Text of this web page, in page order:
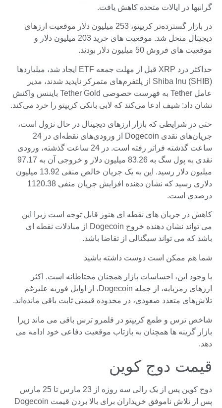
گرانبها در ایالات متحده کاهش یافت.
در بازار گسترده‌تر کریپتو، 253 میلیون دلار موقعیت ارزهای
دیجیتال منحل شد. موقعیت های خرید 203 میلیون دلار و
موقعیت های فروش 50 میلیون دلار بودند.
حداکثر درد XRP قبل از مهلت جمعه ETF ایجاد شد، میلیاردها
Shiba Inu (SHIB) از پلتفرم‌های متمرکز ناپدید شدند، مدیر
عامل Tether به فهرست خصوصی Tether Gold بایننس واکنش
نشان داد: شیف ادعا می‌کند که لابی بانکی کریپتو را خرد می‌کند.
حتی در شرایطی که بازار ارزهای دیجیتال در حال نزول است،
جریان‌های نقدی Dogecoin از ورودی‌های نقطه‌ای در 24
ساعت گذشته فراتر رفته است. در 24 ساعت گذشته، ورودی
نقدی به پول سگ به 83.26 میلیون دلار و خروجی آن به 97.17
میلیون دلار رسید. این به یک جریان خالص منفی 13.92 میلیون
دلاری رسید که نشان دهنده افزایش جریان منفی 1120.38
درصدی است.
کاهش در جریان های نقطه ای هنوز قابل توجه است زیرا این
می تواند نشان دهنده خروج Dogecoin از مبادلات نقطه ای
باشد که می تواند سیگنالی از تقاضا باشد.
شما هم ممکن است دوست داشته باشید
با وجود این، احساسات بازار همچنان محتاطانه است. اکثر
ارزهای رمزپایه، از جمله Dogecoin، از اوایل فوریه علیرغم
تلاش‌های متعدد صعودی، در محدوده قیمتی ثابت باقی مانده‌اند.
شاخص ترس و طمع کریپتو در قلمرو ترس باقی می ماند زیرا
بازار گزینه ها همچنان به بازتاب موقعیت دفاعی خود ادامه می
دهد.
قیمت دوج کوین
دوج کوین پس از یک رالی سه روزه از 23 مارس تا 25 مارس
پس از تلاش ناموفق خریداران برای بالا بردن قیمت Dogecoin